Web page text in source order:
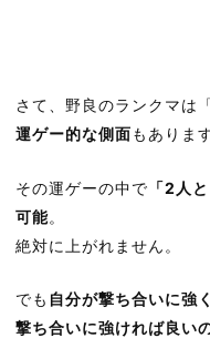
さて、野良のランクマは
運ゲー的な側面もありま
その運ゲーの中で 「2人
可能。
絶対に上がれません。
でも 自分が撃ち合いに強
撃ち合いに強ければ良い